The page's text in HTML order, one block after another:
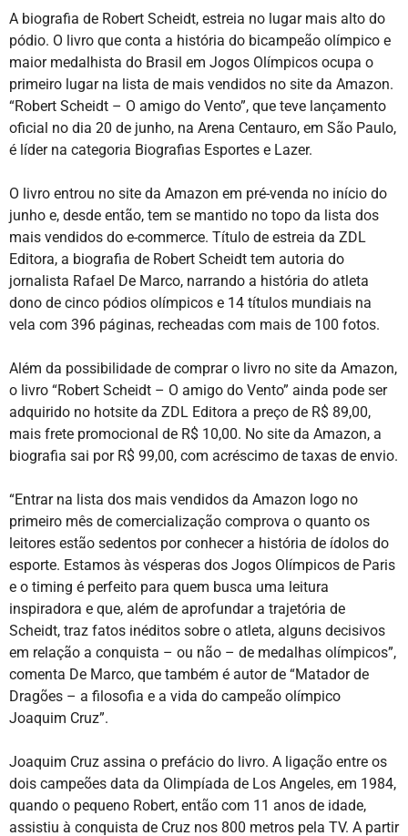
A biografia de Robert Scheidt, estreia no lugar mais alto do
pódio. O livro que conta a história do bicampeão olímpico e
maior medalhista do Brasil em Jogos Olímpicos ocupa o
primeiro lugar na lista de mais vendidos no site da Amazon.
“Robert Scheidt – O amigo do Vento”, que teve lançamento
oficial no dia 20 de junho, na Arena Centauro, em São Paulo,
é líder na categoria Biografias Esportes e Lazer.
O livro entrou no site da Amazon em pré-venda no início do
junho e, desde então, tem se mantido no topo da lista dos
mais vendidos do e-commerce. Título de estreia da ZDL
Editora, a biografia de Robert Scheidt tem autoria do
jornalista Rafael De Marco, narrando a história do atleta
dono de cinco pódios olímpicos e 14 títulos mundiais na
vela com 396 páginas, recheadas com mais de 100 fotos.
Além da possibilidade de comprar o livro no site da Amazon,
o livro “Robert Scheidt – O amigo do Vento” ainda pode ser
adquirido no hotsite da ZDL Editora a preço de R$ 89,00,
mais frete promocional de R$ 10,00. No site da Amazon, a
biografia sai por R$ 99,00, com acréscimo de taxas de envio.
“Entrar na lista dos mais vendidos da Amazon logo no
primeiro mês de comercialização comprova o quanto os
leitores estão sedentos por conhecer a história de ídolos do
esporte. Estamos às vésperas dos Jogos Olímpicos de Paris
e o timing é perfeito para quem busca uma leitura
inspiradora e que, além de aprofundar a trajetória de
Scheidt, traz fatos inéditos sobre o atleta, alguns decisivos
em relação a conquista – ou não – de medalhas olímpicos”,
comenta De Marco, que também é autor de “Matador de
Dragões – a filosofia e a vida do campeão olímpico
Joaquim Cruz”.
Joaquim Cruz assina o prefácio do livro. A ligação entre os
dois campeões data da Olimpíada de Los Angeles, em 1984,
quando o pequeno Robert, então com 11 anos de idade,
assistiu à conquista de Cruz nos 800 metros pela TV. A partir